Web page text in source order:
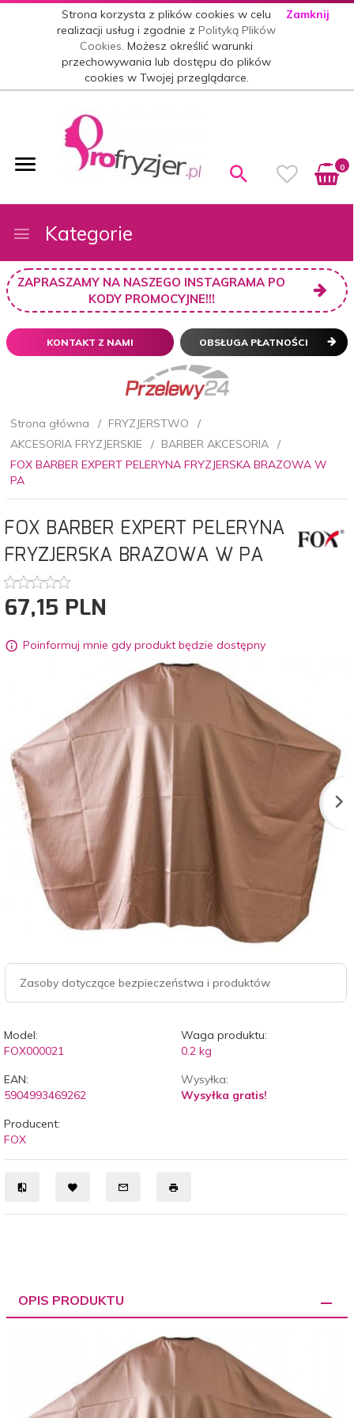
Strona korzysta z plików cookies w celu
realizacji usług i zgodnie zPolityką Plików
Cookies. Możesz określić warunki
przechowywania lub dostępu do plików
cookies w Twojej przeglądarce.
Zamknij
0
Kategorie
ZAPRASZAMY NA NASZEGO INSTAGRAMA PO
KODY PROMOCYJNE!!!
KONTAKT Z NAMI OBSŁUGA PŁATNOŚCI
Strona główna
FRYZJERSTWO
AKCESORIA FRYZJERSKIE
BARBER AKCESORIA
FOX BARBER EXPERT PELERYNA FRYZJERSKA BRAZOWA W
PA
FOX BARBER EXPERT PELERYNA
FRYZJERSKA BRAZOWA W PA
67,15 PLN
Poinformuj mnie gdy produkt będzie dostępny
Zasoby dotyczące bezpieczeństwa i produktów
Model:
FOX000021
Waga produktu:
0.2 kg
EAN:
5904993469262
Wysyłka:
Wysyłka gratis!
Producent:
FOX
OPIS PRODUKTU